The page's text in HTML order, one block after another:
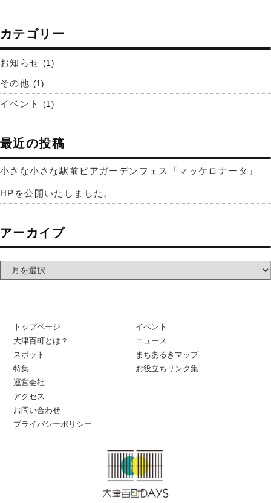
カテゴリー
お知らせ (1)
その他 (1)
イベント (1)
最近の投稿
小さな小さな駅前ビアガーデンフェス「マッケロナータ」
HPを公開いたしました。
アーカイブ
トップページ
大津百町とは？
スポット
特集
イベント
ニュース
まちあるきマップ
お役立ちリンク集
運営会社
アクセス
お問い合わせ
プライバシーポリシー